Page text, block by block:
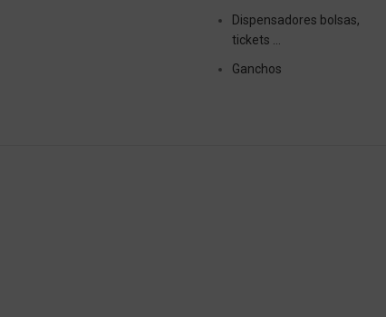
Dispensadores bolsas,
tickets …
Ganchos